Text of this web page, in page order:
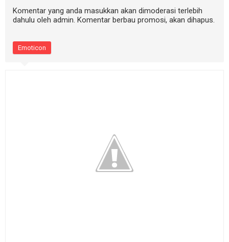
Komentar yang anda masukkan akan dimoderasi terlebih
dahulu oleh admin. Komentar berbau promosi, akan dihapus.
Emoticon